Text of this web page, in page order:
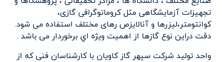
تجهیزات آزمایشگاهی مثل کروماتوگرافی گازی،
کوانتومتر،لیزرها و آنالایزص رهای مختلف استفاده می شود.
دقت دراين نوع گازها از اهميت ويژه اي برخوردار می باشد .
واحد تولید شرکت سپهر گاز کاویان با کارشناسان فنی که از